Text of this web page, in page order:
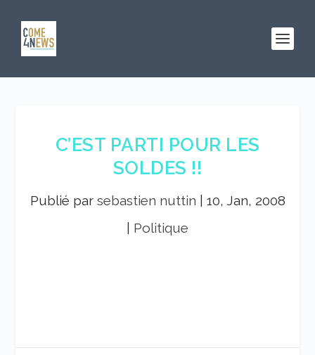
C’EST PARTI POUR LES
SOLDES !!
Publié par sebastien nuttin
10, Jan, 2008
Politique